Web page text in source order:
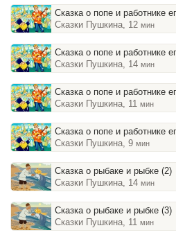
Сказка о попе и работнике
Сказки Пушкина, 12 мин
Сказка о попе и работнике
Сказки Пушкина, 14 мин
Сказка о попе и работнике
Сказки Пушкина, 11 мин
Сказка о попе и работнике
Сказки Пушкина, 9 мин
Сказка о рыбаке и рыбке (2)
Сказки Пушкина, 14 мин
Сказка о рыбаке и рыбке (3)
Сказки Пушкина, 11 мин